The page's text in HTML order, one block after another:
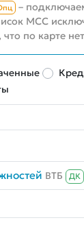
–
MCC
по карте
ВТБ ДК